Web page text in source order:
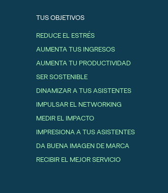
TUS OBJETIVOS
REDUCE EL ESTRÉS
AUMENTA TUS INGRESOS
AUMENTA TU PRODUCTIVIDAD
SER SOSTENIBLE
DINAMIZAR A TUS ASISTENTES
IMPULSAR EL NETWORKING
MEDIR EL IMPACTO
IMPRESIONA A TUS ASISTENTES
DA BUENA IMAGEN DE MARCA
RECIBIR EL MEJOR SERVICIO